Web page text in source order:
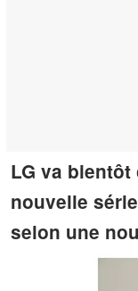
LG va
nouvelle
selon une